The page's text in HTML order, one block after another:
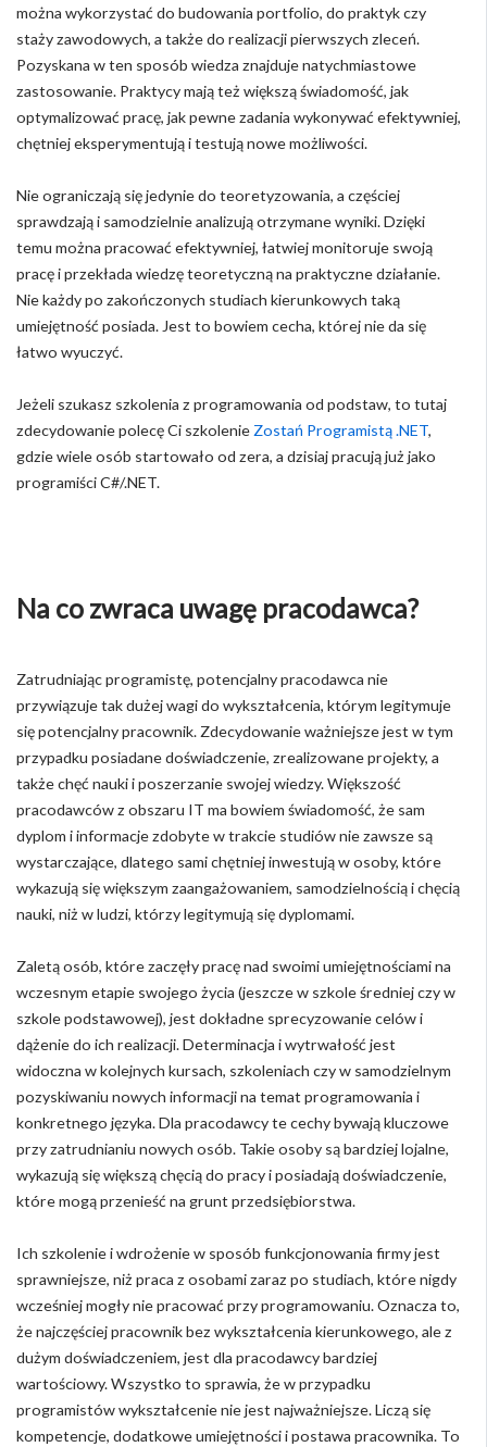
można wykorzystać do budowania portfolio, do praktyk czy
staży zawodowych, a także do realizacji pierwszych zleceń.
Pozyskana w ten sposób wiedza znajduje natychmiastowe
zastosowanie. Praktycy mają też większą świadomość, jak
optymalizować pracę, jak pewne zadania wykonywać efektywniej,
chętniej eksperymentują i testują nowe możliwości.
Nie ograniczają się jedynie do teoretyzowania, a częściej
sprawdzają i samodzielnie analizują otrzymane wyniki. Dzięki
temu można pracować efektywniej, łatwiej monitoruje swoją
pracę i przekłada wiedzę teoretyczną na praktyczne działanie.
Nie każdy po zakończonych studiach kierunkowych taką
umiejętność posiada. Jest to bowiem cecha, której nie da się
łatwo wyuczyć.
Jeżeli szukasz szkolenia z programowania od podstaw, to tutaj
zdecydowanie polecę Ci szkolenieZostań Programistą .NET,
gdzie wiele osób startowało od zera, a dzisiaj pracują już jako
programiści C#/.NET.
Na co zwraca uwagę pracodawca?
Zatrudniając programistę, potencjalny pracodawca nie
przywiązuje tak dużej wagi do wykształcenia, którym legitymuje
się potencjalny pracownik. Zdecydowanie ważniejsze jest w tym
przypadku posiadane doświadczenie, zrealizowane projekty, a
także chęć nauki i poszerzanie swojej wiedzy. Większość
pracodawców z obszaru IT ma bowiem świadomość, że sam
dyplom i informacje zdobyte w trakcie studiów nie zawsze są
wystarczające, dlatego sami chętniej inwestują w osoby, które
wykazują się większym zaangażowaniem, samodzielnością i chęcią
nauki, niż w ludzi, którzy legitymują się dyplomami.
Zaletą osób, które zaczęły pracę nad swoimi umiejętnościami na
wczesnym etapie swojego życia (jeszcze w szkole średniej czy w
szkole podstawowej), jest dokładne sprecyzowanie celów i
dążenie do ich realizacji. Determinacja i wytrwałość jest
widoczna w kolejnych kursach, szkoleniach czy w samodzielnym
pozyskiwaniu nowych informacji na temat programowania i
konkretnego języka. Dla pracodawcy te cechy bywają kluczowe
przy zatrudnianiu nowych osób. Takie osoby są bardziej lojalne,
wykazują się większą chęcią do pracy i posiadają doświadczenie,
które mogą przenieść na grunt przedsiębiorstwa.
Ich szkolenie i wdrożenie w sposób funkcjonowania firmy jest
sprawniejsze, niż praca z osobami zaraz po studiach, które nigdy
wcześniej mogły nie pracować przy programowaniu. Oznacza to,
że najczęściej pracownik bez wykształcenia kierunkowego, ale z
dużym doświadczeniem, jest dla pracodawcy bardziej
wartościowy. Wszystko to sprawia, że w przypadku
programistów wykształcenie nie jest najważniejsze. Liczą się
kompetencje, dodatkowe umiejętności i postawa pracownika. To